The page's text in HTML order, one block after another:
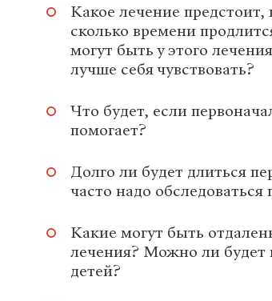
Какое лечение
сколько времени
могут быть у этого
лучше себя чувствовать?
Что будет, если
помогает?
Долго ли будет длиться
часто надо
Какие могут быть
лечения? Можно ли будет
детей?